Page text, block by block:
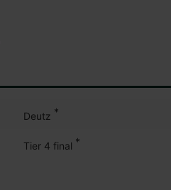
Deutz *
Tier 4 final *